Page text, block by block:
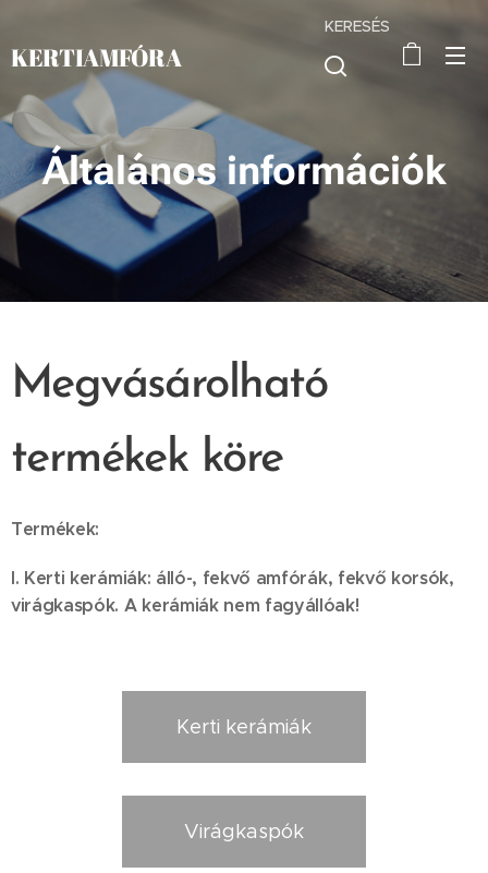
KERTIAMFÓRA
KERESÉS
Általános információk
Megvásárolható
termékek köre
Termékek:
I. Kerti kerámiák: álló-, fekvő amfórák, fekvő korsók,
virágkaspók. A kerámiák nem fagyállóak!
Kerti kerámiák
Virágkaspók